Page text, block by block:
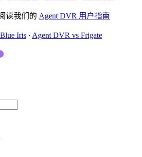
读我们的 Agent DVR 用户指南
Iris · Agent DVR vs Frigate